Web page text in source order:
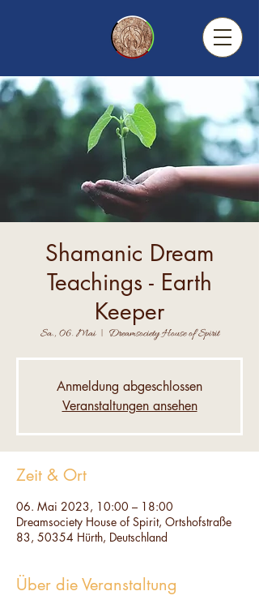
Shamanic Dream
Teachings - Earth
Keeper
Sa., 06. Mai
  |
Dreamsociety House of Spirit
Anmeldung abgeschlossen
Veranstaltungen ansehen
Zeit & Ort
06. Mai 2023, 10:00 – 18:00
Dreamsociety House of Spirit, Ortshofstraße
83, 50354 Hürth, Deutschland
Über die Veranstaltung